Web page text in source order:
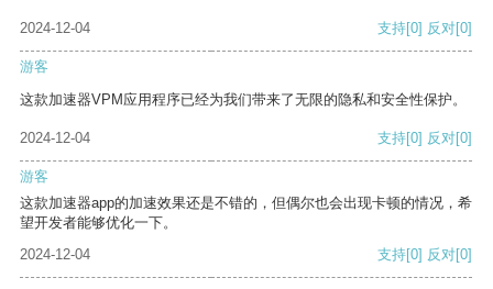
2024-12-04 支持[0] 反对[0]
游客
这款加速器VPM应用程序已经为我们带来了无限的隐私和安全性保护。
2024-12-04 支持[0] 反对[0]
游客
这款加速器app的加速效果还是不错的，但偶尔也会出现卡顿的情况，希
望开发者能够优化一下。
2024-12-04
支持[0] 反对[0]